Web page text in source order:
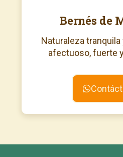
Bernés de
Naturaleza
afectuoso, fuerte